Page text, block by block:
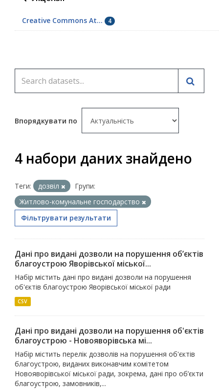
Creative Commons At... 4
Впорядкувати по
4 набори даних знайдено
Теги: дозвіл
Групи:
Житлово-комунальне господарство
Фільтрувати результати
Дані про видані дозволи на порушення об’єктів
благоустрою Яворівської міської...
Набір містить дані про видані дозволи на порушення
об'єктів благоустрою Яворівської міської ради
CSV
Дані про видані дозволи на порушення об'єктів
благоустрою - Новояворівська мі...
Набір містить перелік дозволів на порушення об'єктів
благоустрою, виданих виконавчим комітетом
Новояворівської міської ради, зокрема, дані про об’єкти
благоустрою, замовників,...